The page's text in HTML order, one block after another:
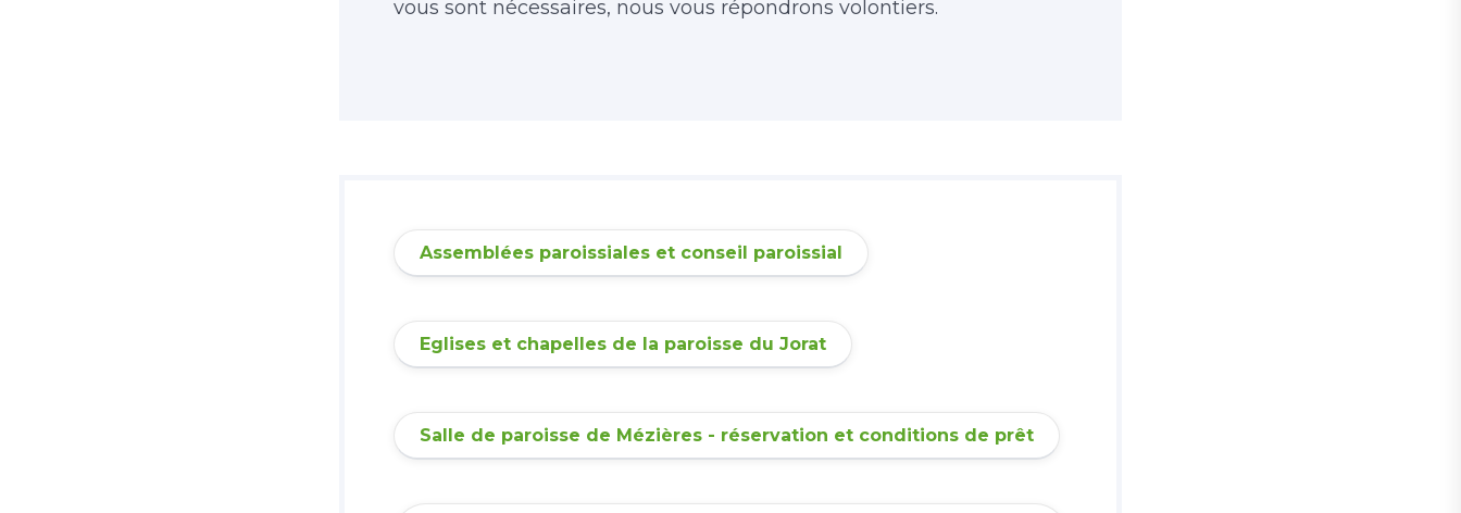
vous sont nécessaires, nous vous répondrons volontiers.
Assemblées paroissiales et conseil paroissial
Eglises et chapelles de la paroisse du Jorat
Salle de paroisse de Mézières - réservation et conditions de prêt